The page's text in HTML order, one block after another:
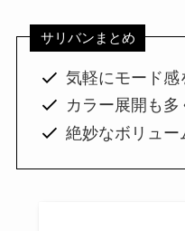
サリバンまとめ
気軽にモード感
カラー展開も
絶妙なボリュ